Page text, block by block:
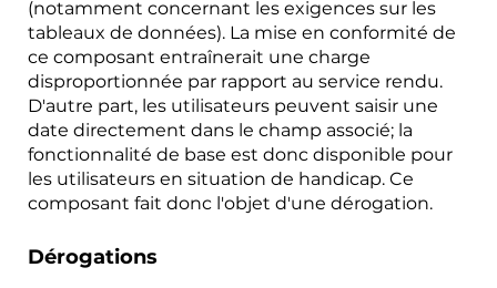
(notamment concernant les exigences sur les
tableaux de données). La mise en conformité de
ce composant entraînerait une charge
disproportionnée par rapport au service rendu.
D'autre part, les utilisateurs peuvent saisir une
date directement dans le champ associé; la
fonctionnalité de base est donc disponible pour
les utilisateurs en situation de handicap. Ce
composant fait donc l'objet d'une dérogation.
Dérogations